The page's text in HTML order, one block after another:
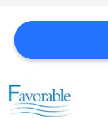
উদ্ধৃতির
জন্য
আবেদন